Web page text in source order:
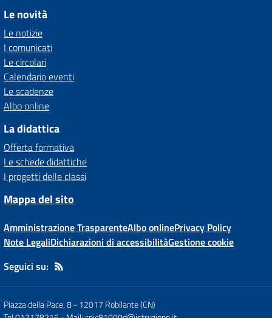
Le novità
Le notizie
I comunicati
Le circolari
Calendario eventi
Le scadenze
Albo online
La didattica
Offerta formativa
Le schede didattiche
I progetti delle classi
Mappa del sito
Amministrazione TrasparenteAlbo onlinePrivacy Policy
Note LegaliDichiarazioni di accessibilitàGestione cookie
Seguici su:
Piazza della Pace, 8-12017 Robilante (CN)